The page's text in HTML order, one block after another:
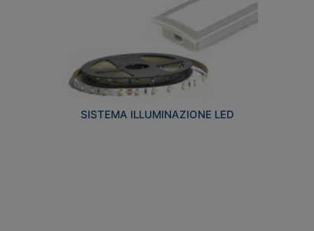
SISTEMA ILLUMINAZIONE LED